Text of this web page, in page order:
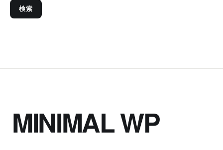
検索
MINIMAL WP